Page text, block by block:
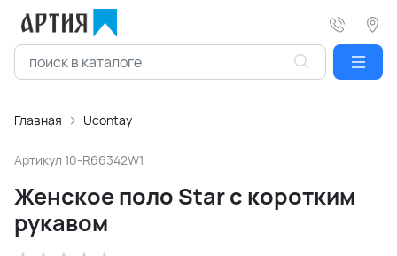
Главная Ucontay
Артикул 10-R66342W1
Женское поло Star с коротким
рукавом